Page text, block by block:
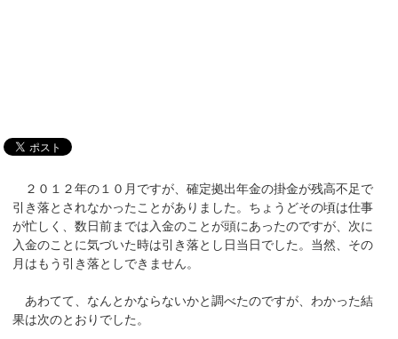
２０１２年の１０月ですが、確定拠出年金の掛金が残高不足で
引き落とされなかったことがありました。ちょうどその頃は仕事
が忙しく、数日前までは入金のことが頭にあったのですが、次に
入金のことに気づいた時は引き落とし日当日でした。当然、その
月はもう引き落としできません。
あわてて、なんとかならないかと調べたのですが、わかった結
果は次のとおりでした。